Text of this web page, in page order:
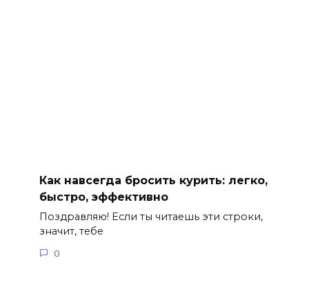
Как навсегда бросить курить: легко,
быстро, эффективно
Поздравляю! Если ты читаешь эти строки,
значит, тебе
0